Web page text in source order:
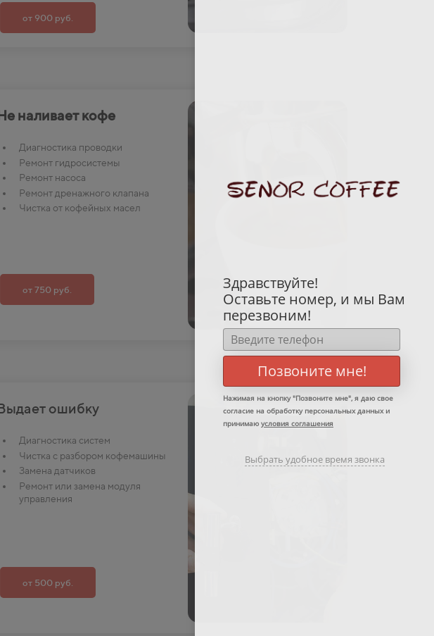
от 900 руб.
наливает кофе
Диагностика проводки
Ремонт гидросистемы
Ремонт насоса
Ремонт дренажного клапана
Чистка от кофейных масел
от 750 руб.
ошибку
Диагностика систем
Чистка с разбором кофемашины
Замена датчиков
Ремонт или замена модуля
управления
от 500 руб.
Здравствуйте!
Оставьте номер, и мы Вам
перезвоним!
Позвоните мне!
Нажимая на кнопку "Позвоните мне", я даю свое
согласие на обработку персональных данных и
принимаю условия соглашения
Выбрать удобное время звонка